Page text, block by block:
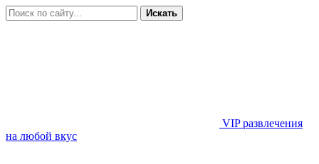
Искать
VIP развлечения
на любой вкус